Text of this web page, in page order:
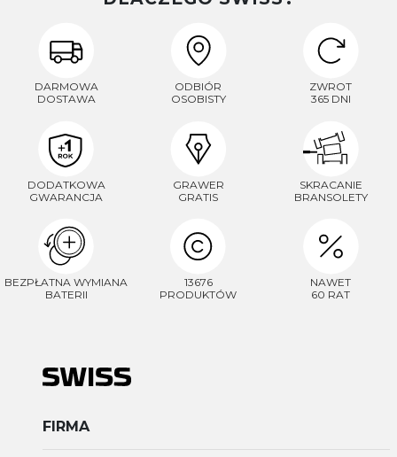
DARMOWA
DOSTAWA
ODBIÓR
OSOBISTY
ZWROT
365 DNI
DODATKOWA
GWARANCJA
GRAWER
GRATIS
SKRACANIE
BRANSOLETY
BEZPŁATNA WYMIANA
BATERII
13676
PRODUKTÓW
NAWET
60 RAT
FIRMA